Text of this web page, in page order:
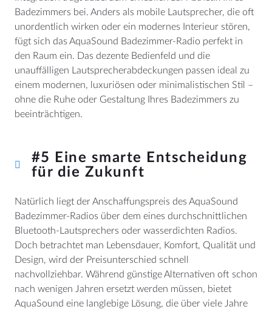
Badezimmers bei. Anders als mobile Lautsprecher, die oft
unordentlich wirken oder ein modernes Interieur stören,
fügt sich das AquaSound Badezimmer-Radio perfekt in
den Raum ein. Das dezente Bedienfeld und die
unauffälligen Lautsprecherabdeckungen passen ideal zu
einem modernen, luxuriösen oder minimalistischen Stil –
ohne die Ruhe oder Gestaltung Ihres Badezimmers zu
beeinträchtigen.
#5 Eine smarte Entscheidung
für die Zukunft
Natürlich liegt der Anschaffungspreis des AquaSound
Badezimmer-Radios über dem eines durchschnittlichen
Bluetooth-Lautsprechers oder wasserdichten Radios.
Doch betrachtet man Lebensdauer, Komfort, Qualität und
Design, wird der Preisunterschied schnell
nachvollziehbar. Während günstige Alternativen oft schon
nach wenigen Jahren ersetzt werden müssen, bietet
AquaSound eine langlebige Lösung, die über viele Jahre